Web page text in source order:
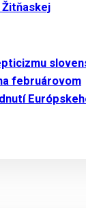
februárovom